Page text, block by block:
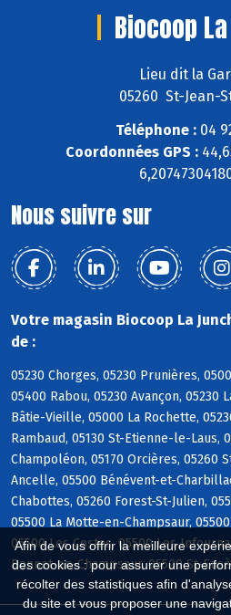
Afin de vous offrir la meilleure
des cookies : pour assurer une
récolter des statistiques afin
du site et vous proposer une
Biocoop
Lieu dit la
05260 St-Jean-
Téléphone : 04
Coordonnées GPS :
Nous suivre sur
Votre magasin Biocoop La
de :
05230 Chorges, 05230 Prunières,
05400 Rabou, 05230 Avançon, 05230
Bâtie-Vieille, 05000 La Rochette,
Rambaud, 05130 St-Etienne-le-Laus,
Champoléon, 05170 Orcières, 05260
Ancelle, 05500 Bénévent-et-
Chabottes, 05260 Forest-St-Julien,
05500 La Motte-en-Champsaur,
05500 Les Costes, 05500 Les
Bonnet-en-Champsaur, 05500 St-